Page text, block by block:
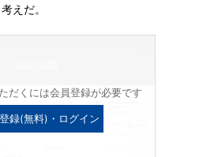
えだ。
だくには会員登録が必要です
録(無料)・ログイン